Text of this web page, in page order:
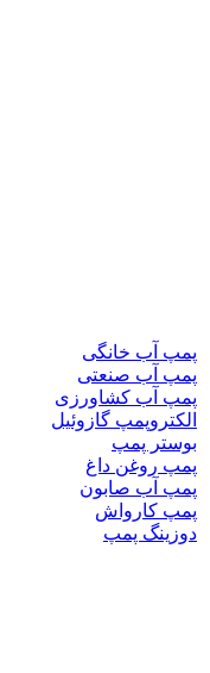
پمپ آب خانگی
پمپ آب صنعتی
پمپ آب کشاورزی
الکتروپمپ گازوئیل
بوستر پمپ
پمپ روغن داغ
پمپ آب صابون
پمپ کارواش
دوزینگ پمپ